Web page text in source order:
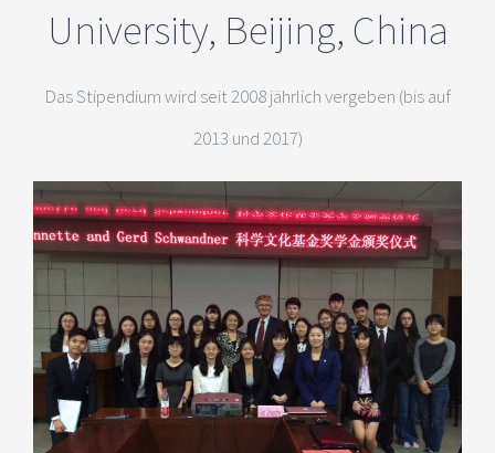
University, Beijing, China
Das Stipendium wird seit 2008 jährlich vergeben (bis auf
2013 und 2017)